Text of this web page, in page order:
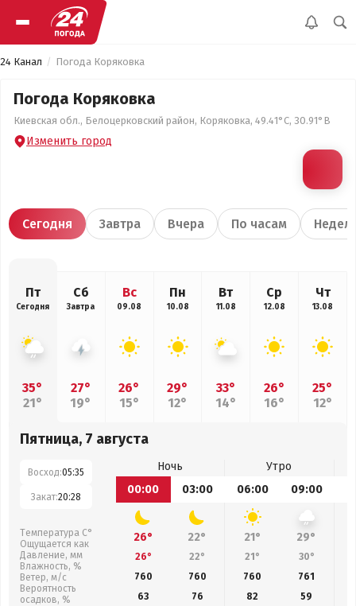
24 Канал Погода Коряковка
Погода Коряковка
Киевская обл., Белоцерковский район, Коряковка, 49.41°С, 30.91°В
Изменить город
Сегодня Завтра Вчера По часам
Пт
Сегодня
35°
21°
Сб
Завтра
27°
19°
Вс
09.08
26°
15°
Пн
10.08
29°
12°
Вт
11.08
33°
14°
Ср
12.08
26°
16°
Чт
13.08
25°
12°
Пятница, 7 августа
Восход:05:35
Закат:20:28
Температура С°
Ощущается как
Давление, мм
Влажность, %
Ветер, м/с
Вероятность
осадков, %
Ночь
Утро
00:00
03:00 06:00 09:00
26° 22° 21° 29°
26° 22° 21° 30°
760
760 760 761
63
76 82
59